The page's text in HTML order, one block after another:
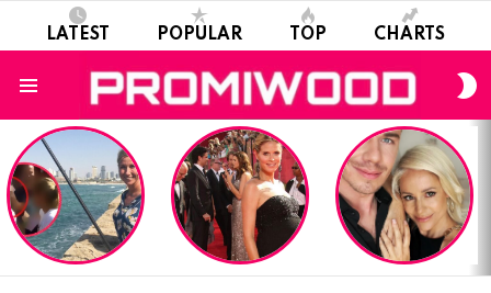
LATEST POPULAR TOP CHARTS
LATEST
STORIES